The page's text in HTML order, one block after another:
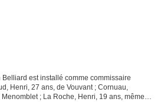
est installé comme commissaire
Henri, 27 ans, de Vouvant ; Cornuau,
; La Roche, Henri, 19 ans, même